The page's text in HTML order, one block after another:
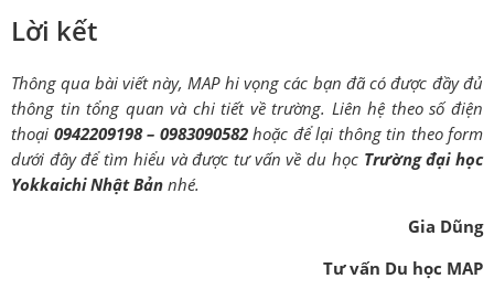
Lời kết
Thông qua bài viết này, MAP hi vọng các bạn đã có được đầy đủ
thông tin tổng quan và chi tiết về trường. Liên hệ theo số điện
thoại 0942209198 – 0983090582hoặc để lại thông tin theo form
dưới đây để tìm hiểu và được tư vấn về du học Trường đại học
Yokkaichi Nhật Bản nhé.
Gia Dũng
Tư vấn Du học MAP